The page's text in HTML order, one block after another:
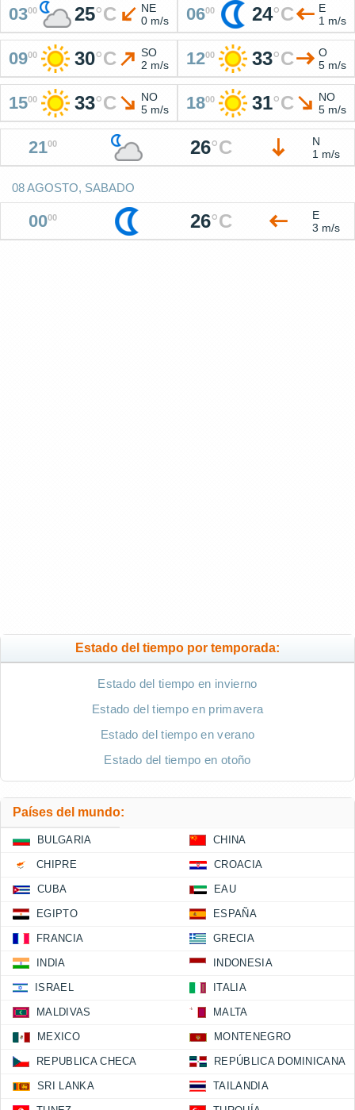
0300 25°C
NE
0 m/s
0600 24°C
E
1 m/s
0900 30°C
SO
2 m/s
1200 33°C
O
5 m/s
1500 33°C
NO
5 m/s
1800 31°C
NO
5 m/s
2100 26°C
N
1 m/s
08 AGOSTO, SABADO
0000 26°C
E
3 m/s
Estado del tiempo por temporada:
Estado del tiempo en invierno
Estado del tiempo en primavera
Estado del tiempo en verano
Estado del tiempo en otoño
Países del mundo:
BULGARIA CHINA
CHIPRE CROACIA
CUBA EAU
EGIPTO ESPAÑA
FRANCIA GRECIA
INDIA INDONESIA
ISRAEL ITALIA
MALDIVAS MALTA
MEXICO MONTENEGRO
REPUBLICA CHECA REPÚBLICA DOMINICANA
SRI LANKA TAILANDIA